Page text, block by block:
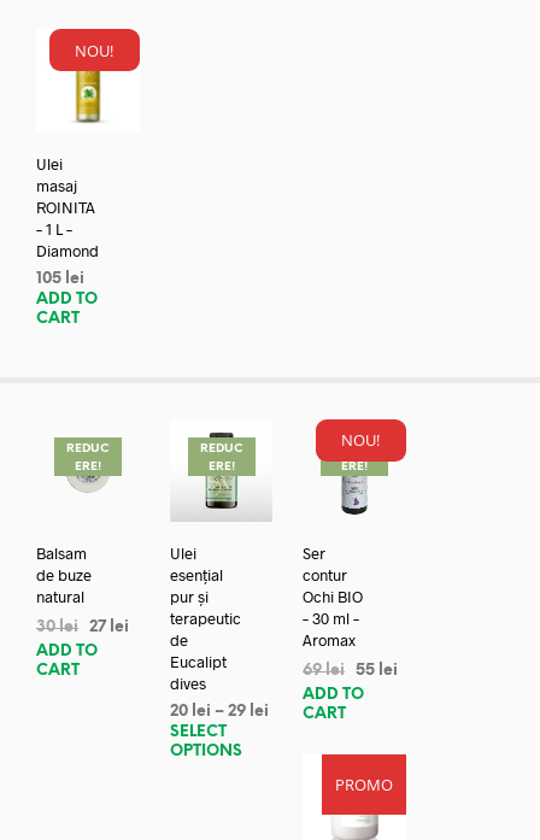
NOU!
Ulei
masaj
ROINITA
– 1 L –
Diamond
105 lei
ADD TO
CART
REDUC
ERE!
Balsam
de buze
natural
30lei 27 lei
ADD TO
CART
REDUC
ERE!
Ulei
esențial
pur și
terapeutic
de
Eucalipt
dives
20 lei – 29 lei
SELECT
OPTIONS
NOU!
REDUC
ERE!
Ser
contur
Ochi BIO
– 30 ml –
Aromax
69lei 55 lei
ADD TO
CART
PROMO